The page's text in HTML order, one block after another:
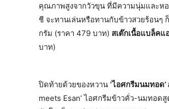
คุณภาพสูงจากวัวขุน ที่มีความนุ่มและห
ชี จะทานเล่นหรือทานกับข้าวสวยร้อนๆ
กรัม (ราคา 479 บาท) สเต๊กเนื้อแบล็คแ
บาท)
ปิดท้ายด้วยของหวาน ‘ไอศกรีมนมทอด’
meets Esan’ ไอศกรีมข้าวคั่ว-นมทอด